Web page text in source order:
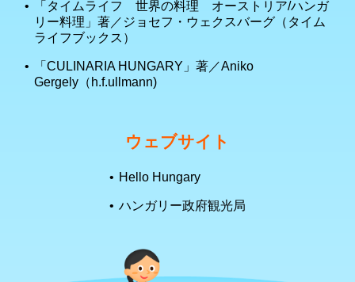
「タイムライフ 世界の料理 オーストリア/ハンガ
リー料理」著／ジョセフ・ウェクスバーグ（タイム
ライフブックス）
「CULINARIA HUNGARY」著／Aniko
Gergely（h.f.ullmann)
ウェブサイト
Hello Hungary
ハンガリー政府観光局